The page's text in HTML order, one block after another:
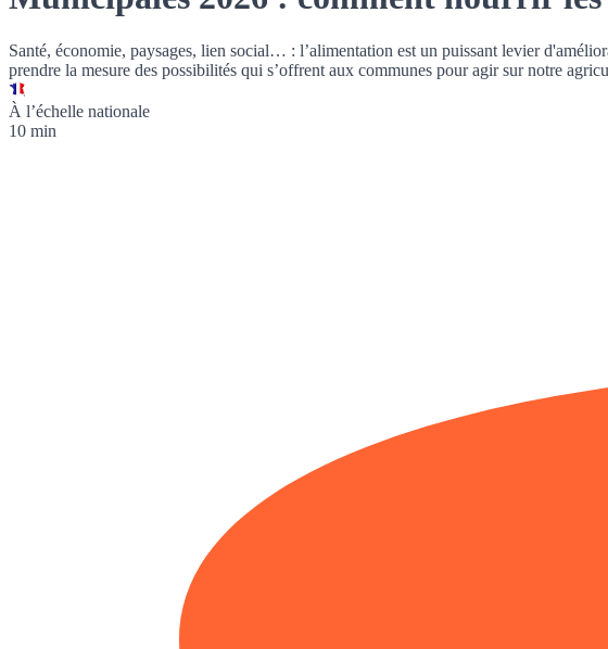
Santé, économie, paysages, lien social… : l’alimentation est un puissant levier
prendre la mesure des possibilités qui s’offrent aux communes pour agir sur notre
À l’échelle nationale
10 min